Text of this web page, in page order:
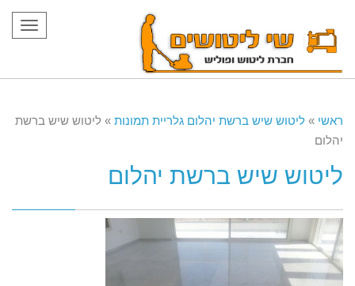
ראשי » ליטוש שיש ברשת יהלום גלריית תמונות » ליטוש שיש ברשת
יהלום
ליטוש שיש ברשת יהלום